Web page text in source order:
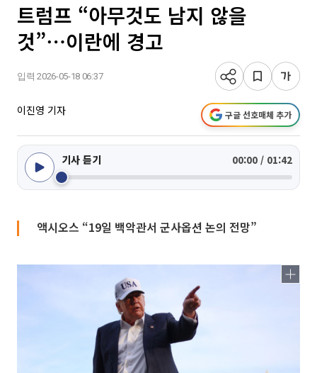
트럼프 “아무것도 남지 않을
것”⋯이란에 경고
입력 2026-05-18 06:37
이진영 기자 구글 선호매체 추가
기사 듣기 00:00 / 01:42
액시오스 “19일 백악관서 군사옵션 논의 전망”